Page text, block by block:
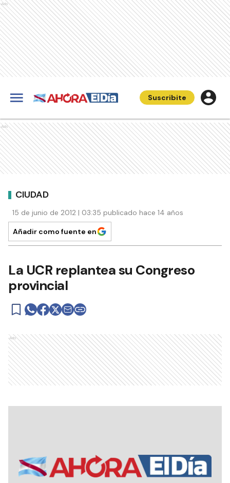
Ads
Suscribite
Ads
CIUDAD
15 de junio de 2012 | 03:35 publicado hace 14 años
Añadir como fuente en
La UCR replantea su Congreso
provincial
Ads